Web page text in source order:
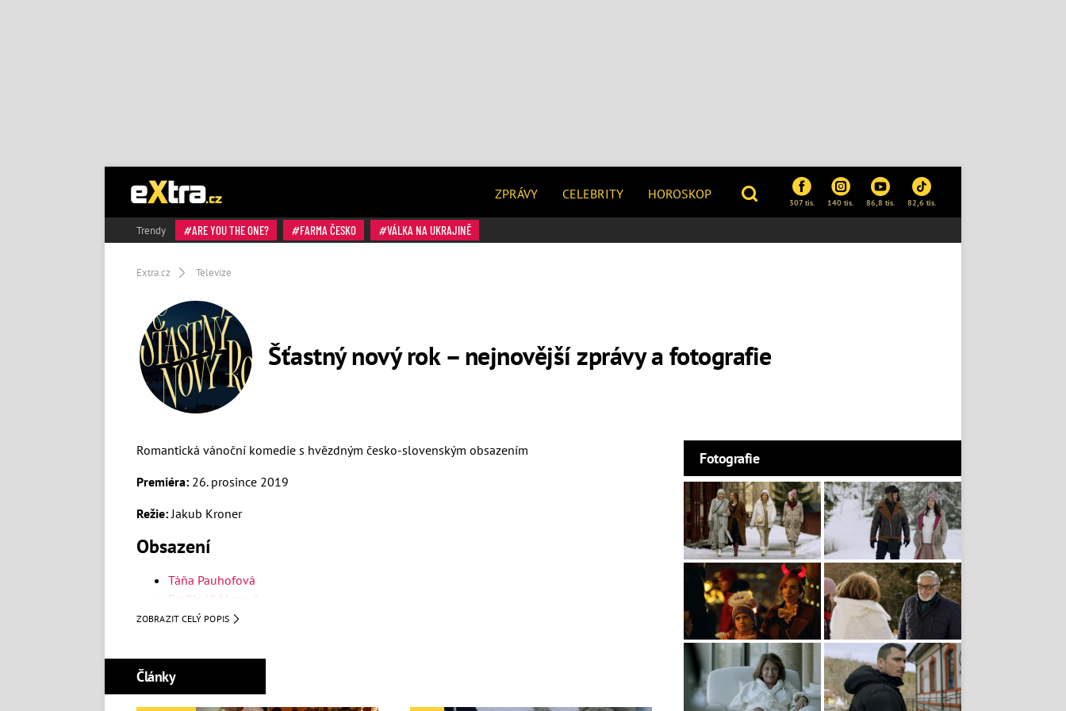
ZPRÁVY CELEBRITY HOROSKOP
307 tis. 140 tis. 86,8 tis. 82,6 tis.
Trendy ARE YOU THE ONE? FARMA ČESKO VÁLKA NA UKRAJINĚ
Extra.cz Televize
Šťastný nový rok – nejnovější zprávy a fotografie
Romantická vánoční komedie s hvězdným česko-slovenským obsazením
Premiéra: 26. prosince 2019
Režie:Jakub Kroner
Obsazení
Táňa Pauhofová
Emília Vášáryová
Jiří Bartoška
Tomáš Maštalír
Ján Koleník
Gabriela Marcinková
ZOBRAZIT CELÝ POPIS
Články
Fotografie